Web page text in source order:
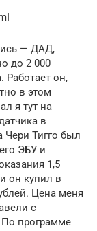
— ДАД,
до 2 000
Работает он,
в этом
я тут на
в
Чери Тигго был
ЭБУ и
1,5
он купил в
Цена меня
с
программе